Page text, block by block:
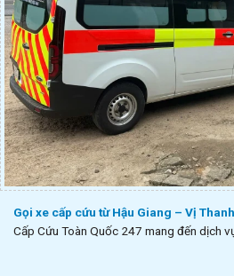
Gọi xe cấp cứu từ Hậu Giang – Vị
Cấp Cứu Toàn Quốc 247 mang đến dịch